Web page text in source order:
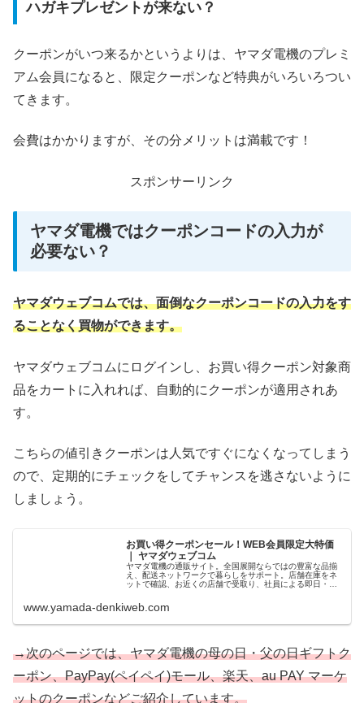
ハガキプレゼントが来ない？
クーポンがいつ来るかというよりは、ヤマダ電機のプレミ
アム会員になると、限定クーポンなど特典がいろいろつい
てきます。
会費はかかりますが、その分メリットは満載です！
スポンサーリンク
ヤマダ電機ではクーポンコードの入力が
必要ない？
ヤマダウェブコムでは、面倒なクーポンコードの入力をす
ることなく買物ができます。
ヤマダウェブコムにログインし、お買い得クーポン対象商
品をカートに入れれば、自動的にクーポンが適用されあ
す。
こちらの値引きクーポンは人気ですぐになくなってしまう
ので、定期的にチェックをしてチャンスを逃さないように
しましょう。
お買い得クーポンセール！WEB会員限定大特価
｜ ヤマダウェブコム
ヤマダ電機の通販サイト。全国展開ならではの豊富な品揃
え、配送ネットワークで暮らしをサポート。店舗在庫をネ
ットで確認、お近くの店舗で受取り、社員による即日・翌
スが満載です。
www.yamada-denkiweb.com
→次のページでは、ヤマダ電機の母の日・父の日ギフトク
ーポン、PayPay(ペイペイ)モール、楽天、au PAY マーケ
ットのクーポンなどご紹介しています。